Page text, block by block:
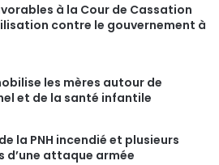
à la Cour de Cassation
contre le gouvernement à
les mères autour de
et de la santé infantile
la PNH incendié et plusieurs
d’une attaque armée